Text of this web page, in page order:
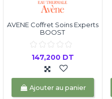
AVENE Coffret Soins Experts
BOOST
147,200 DT
Ajouter au panier